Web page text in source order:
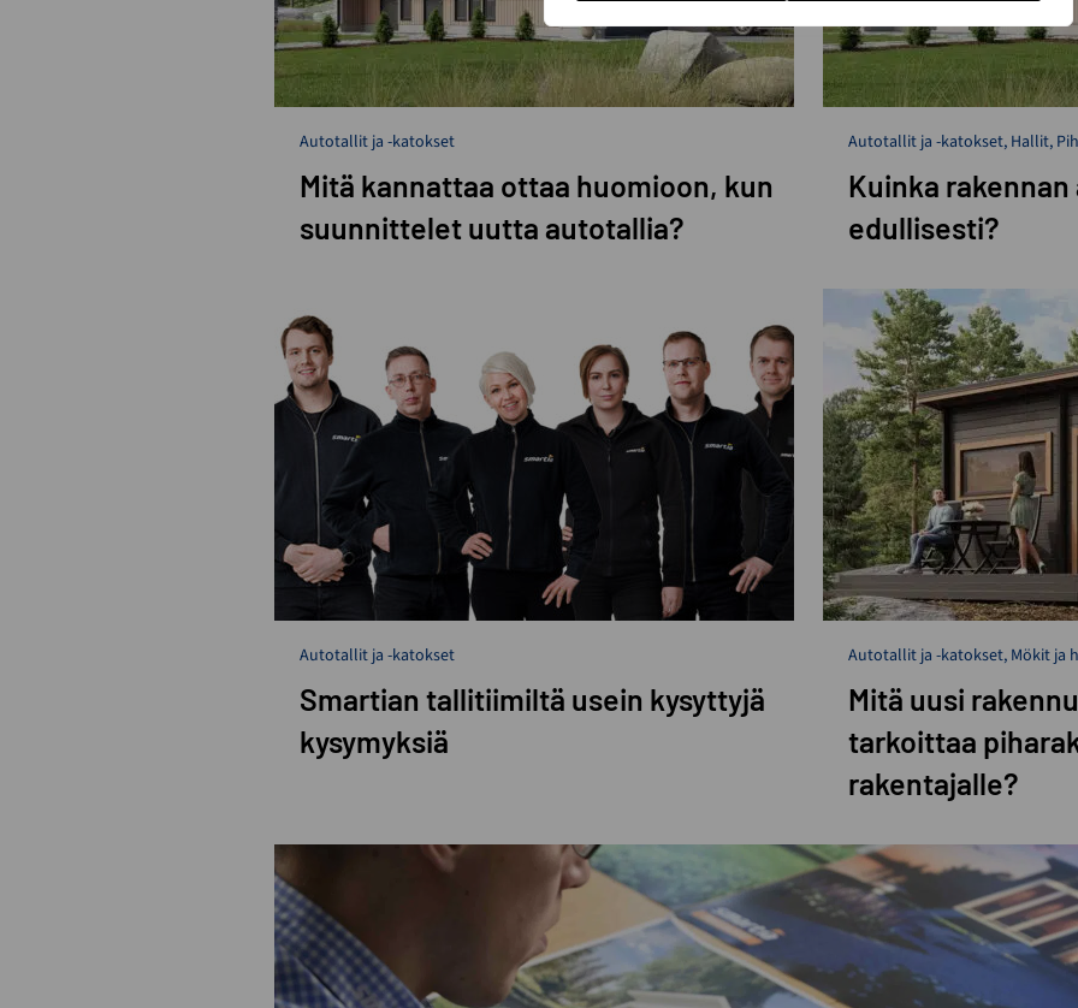
Autotallit ja -katokset
Mitä kannattaa ottaa huomioon, kun
suunnittelet uutta autotallia?
Autotallit ja -katokset, Hallit,
Kuinka
edullisesti?
Autotallit ja -katokset
Smartian tallitiimiltä usein kysyttyjä
kysymyksiä
Autotallit ja -katokset, Mökit ja
Mitä uusi
tarkoittaa
rakentajalle?